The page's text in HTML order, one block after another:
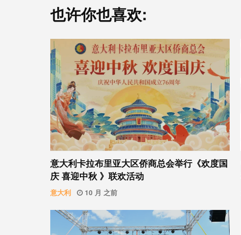
也许你也喜欢:
意⼤利卡拉布⾥亚大区侨商总会举行《欢度国
庆 喜迎中秋 》联欢活动
意大利 10 月 之前